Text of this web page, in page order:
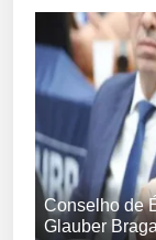
Conselho de
Glauber Braga